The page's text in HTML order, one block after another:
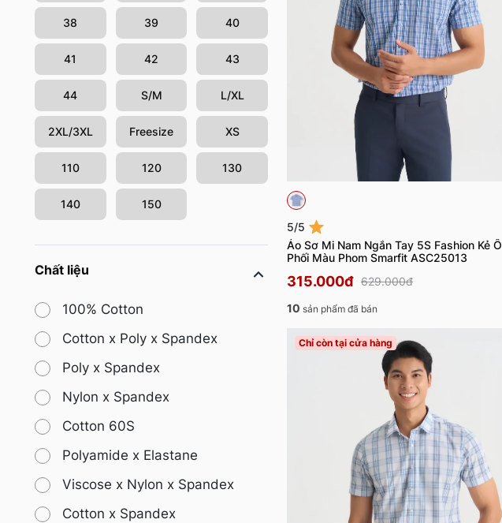
38 39 40
41 42 43
44 S/M L/XL
2XL/3XL Freesize XS
110 120 130
140 150
Chất liệu
100% Cotton
Cotton x Poly x Spandex
Poly x Spandex
Nylon x Spandex
Cotton 60S
Polyamide x Elastane
Viscose x Nylon x Spandex
Cotton x Spandex
5/5
Áo Sơ Mi Nam Ngắn Tay 5S Fashion Kẻ Ô
Phối Màu Phom Smarfit ASC25013
315.000đ 629.000đ
10 sản phẩm đã bán
Chỉ còn tại cửa hàng